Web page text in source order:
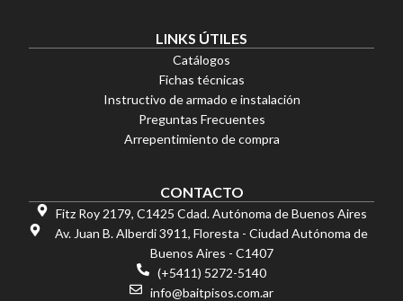
LINKS ÚTILES
Catálogos
Fichas técnicas
Instructivo de armado e instalación
Preguntas Frecuentes
Arrepentimiento de compra
CONTACTO
Fitz Roy 2179, C1425 Cdad. Autónoma de Buenos Aires
Av. Juan B. Alberdi 3911, Floresta - Ciudad Autónoma de
Buenos Aires - C1407
(+5411) 5272-5140
info@baitpisos.com.ar